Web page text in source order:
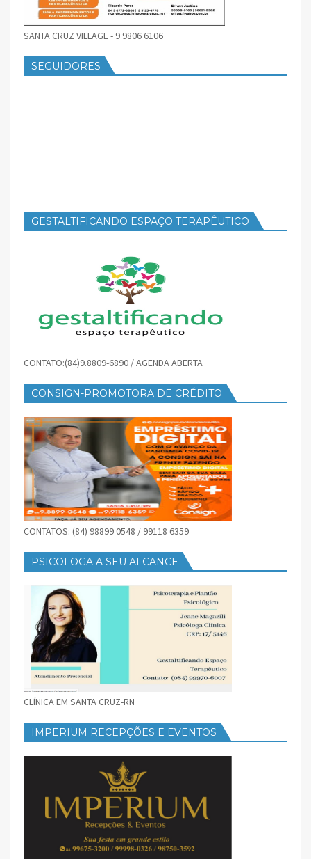
SANTA CRUZ VILLAGE - 9 9806 6106
SEGUIDORES
GESTALTIFICANDO ESPAÇO TERAPÊUTICO
CONTATO:(84)9.8809-6890 / AGENDA ABERTA
CONSIGN-PROMOTORA DE CRÉDITO
CONTATOS: (84) 98899 0548 / 99118 6359
PSICOLOGA A SEU ALCANCE
CLÍNICA EM SANTA CRUZ-RN
IMPERIUM RECEPÇÕES E EVENTOS